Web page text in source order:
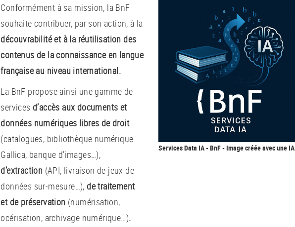
Conformément à sa mission, la BnF
souhaite contribuer, par son action, à la
découvrabilité et à la réutilisation des
contenus de la connaissance en langue
française au niveau international.
La BnF propose ainsi une gamme de
services d’accès aux documents et
données numériques libres de droit
(catalogues, bibliothèque numérique
Gallica, banque d’images…),
d’extraction (API, livraison de jeux de
données sur-mesure…), de traitement
et de préservation (numérisation,
océrisation, archivage numérique…).
Services Data IA - BnF - Image créée avec une IA